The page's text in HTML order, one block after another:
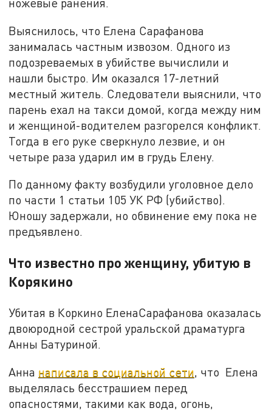
Выяснилось, что Елена Сарафанова
занималась частным извозом. Одного из
подозреваемых в убийстве вычислили и
нашли быстро. Им оказался 17-летний
местный житель. Следователи выяснили, что
парень ехал на такси домой, когда между ним
и женщиной-водителем разгорелся конфликт.
Тогда в его руке сверкнуло лезвие, и он
четыре раза ударил им в грудь Елену.
По данному факту возбудили уголовное дело
по части 1 статьи 105 УК РФ (убийство).
Юношу задержали, но обвинение ему пока не
предъявлено.
Что известно про женщину, убитую в
Корякино
Убитая в Коркино ЕленаСарафанова оказалась
двоюродной сестрой уральской драматурга
Анны Батуриной.
Анна написала в социальной сети, что Елена
выделялась бесстрашием перед
опасностями, такими как вода, огонь,